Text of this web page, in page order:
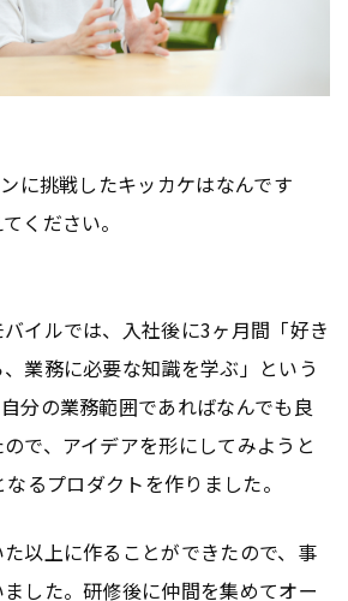
に挑戦したキッカケはなんです
ください。
イルでは、入社後に3ヶ月間「好き
業務に必要な知識を学ぶ」という
分の業務範囲であればなんでも良
で、アイデアを形にしてみようと
るプロダクトを作りました。
以上に作ることができたので、事
した。研修後に仲間を集めてオー